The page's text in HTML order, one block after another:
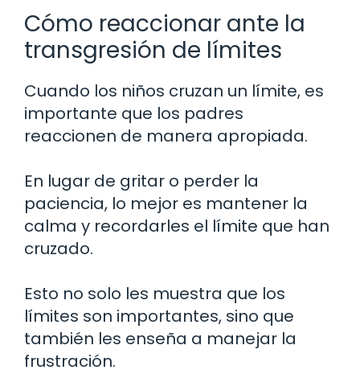
Cómo reaccionar ante la
transgresión de límites
Cuando los niños cruzan un límite, es
importante que los padres
reaccionen de manera apropiada.
En lugar de gritar o perder la
paciencia, lo mejor es mantener la
calma y recordarles el límite que han
cruzado.
Esto no solo les muestra que los
límites son importantes, sino que
también les enseña a manejar la
frustración.